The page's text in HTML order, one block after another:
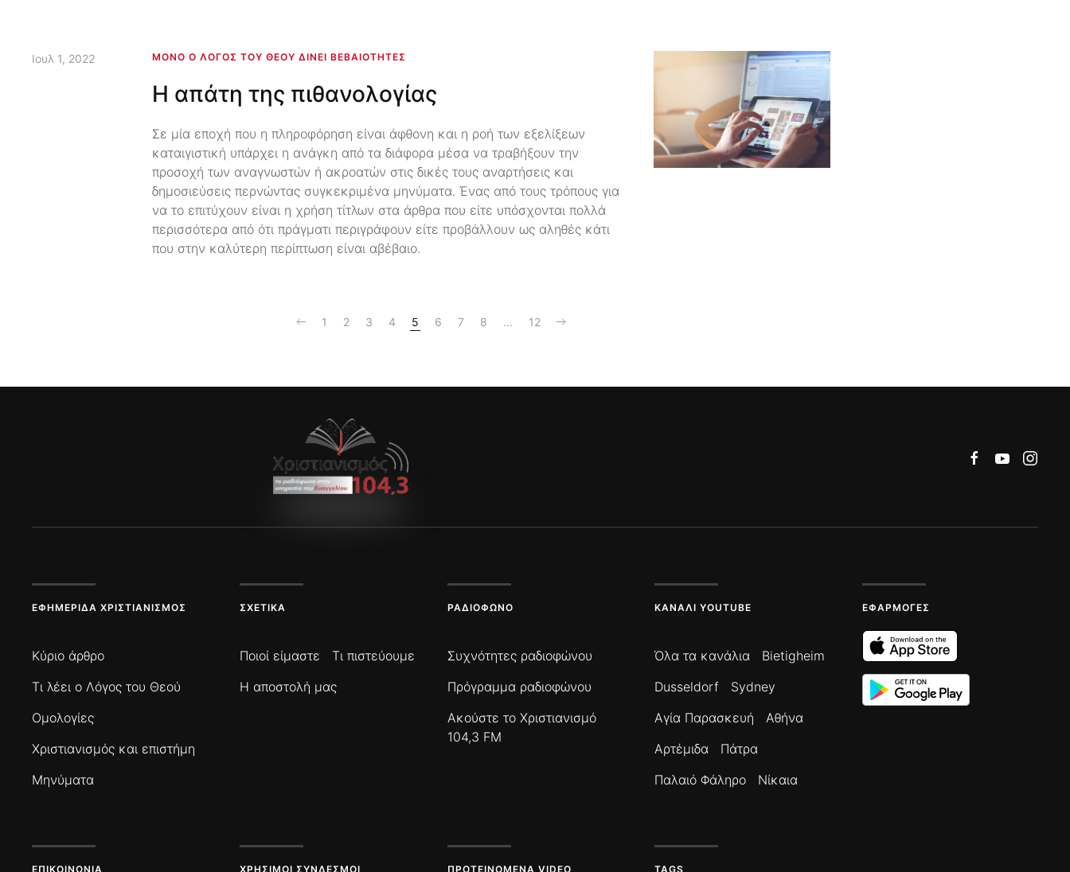
Ιουλ 1, 2022 ΜΌΝΟ Ο ΛΌΓΟΣ ΤΟΥ ΘΕΟΎ ΔΊΝΕΙ ΒΕΒΑΙΌΤΗΤΕΣ
Η απάτη της πιθανολογίας
Σε μία εποχή που η πληροφόρηση είναι άφθονη και η ροή των εξελίξεων
καταιγιστική υπάρχει η ανάγκη από τα διάφορα μέσα να τραβήξουν την
προσοχή των αναγνωστών ή ακροατών στις δικές τους αναρτήσεις και
δημοσιεύσεις περνώντας συγκεκριμένα μηνύματα. Ένας από τους τρόπους για
να το επιτύχουν είναι η χρήση τίτλων στα άρθρα που είτε υπόσχονται πολλά
περισσότερα από ότι πράγματι περιγράφουν είτε προβάλλουν ως αληθές κάτι
που στην καλύτερη περίπτωση είναι αβέβαιο.
1 2 3 4 5 6 7 8 … 12
ΕΦΗΜΕΡΊΔΑ ΧΡΙΣΤΙΑΝΙΣΜΌΣ
Κύριο άρθρο
Τι λέει ο Λόγος του Θεού
Ομολογίες
Χριστιανισμός και επιστήμη
Μηνύματα
ΣΧΕΤΙΚΆ
Ποιοί είμαστε
Τι πιστεύουμε
Η αποστολή μας
ΡΑΔΙΌΦΩΝΟ
Συχνότητες ραδιοφώνου
Πρόγραμμα ραδιοφώνου
Ακούστε το Χριστιανισμό
104,3 FM
ΚΑΝΆΛΙ YOUTUBE
Όλα τα κανάλια
Bietigheim
Dusseldorf
Sydney
Αγία Παρασκευή
Αθήνα
Αρτέμιδα
Πάτρα
Παλαιό Φάληρο
Νίκαια
ΕΦΑΡΜΟΓΈΣ
ΕΠΙΚΟΙΝΩΝΊΑ ΧΡΉΣΙΜΟΙ ΣΎΝΔΕΣΜΟΙ ΠΡΟΤΕΙΝΌΜΕΝΑ VIDEO TAGS